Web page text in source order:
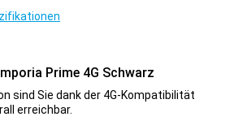
Prime 4G Schwarz
sind Sie dank der 4G-Kompatibilität
erreichbar.